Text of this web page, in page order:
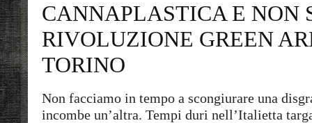
CANNAPLASTICA E NON
RIVOLUZIONE GREEN
TORINO
Non facciamo in tempo a scongiurare una
incombe un’altra. Tempi duri nell’Italietta